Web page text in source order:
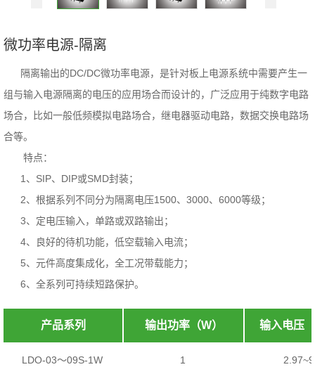
轨道交通电源
通信及网络电源
微功率电源-隔离
隔离输出的DC/DC微功率电源，是针对板上电源系统中需要产生一
组与输入电源隔离的电压的应用场合而设计的，广泛应用于纯数字电路
场合，比如一般低频模拟电路场合，继电器驱动电路，数据交换电路场
合等。
特点：
1、SIP、DIP或SMD封装；
2、根据系列不同分为隔离电压1500、3000、6000等级；
3、定电压输入，单路或双路输出；
4、良好的待机功能，低空载输入电流；
5、元件高度集成化，全工况带载能力；
6、全系列可持续短路保护。
产品系列 输出功率（W） 输入电压
LDO-03～09S-1W 1